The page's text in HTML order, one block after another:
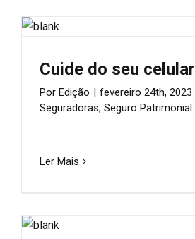
Cuide do seu celular
Por Edição | fevereiro 24th, 2023
Seguradoras, Seguro Patrimonial
Ler Mais